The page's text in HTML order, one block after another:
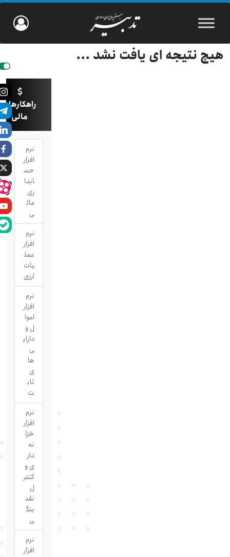
هیچ نتیجه ای یافت نشد ...
راهکارهای
مالی
نرم
افزار
حس
ابدا
ری
مال
ی
نرم
افزار
عمل
یات
ارزی
نرم
افزار
اموا
ل و
دارای
ی
ها
ی
ثاب
ت
نرم
افزار
خزا
نه
دار
ی و
کنتر
نقد
ینگ
ی
نرم
افزار